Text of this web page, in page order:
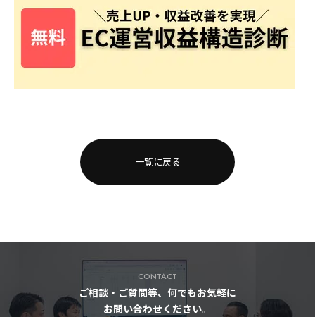
一覧に戻る
CONTACT
ご相談・ご質問等、何でもお気軽に
お問い合わせください。